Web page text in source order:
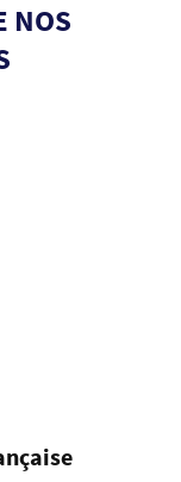
NOS